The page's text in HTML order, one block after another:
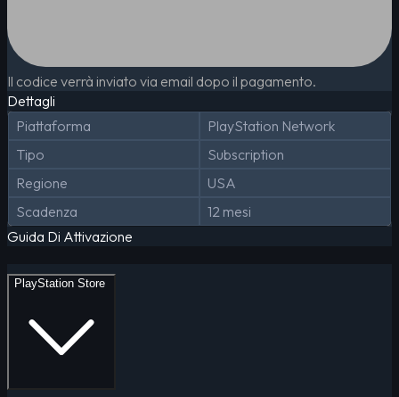
Il codice verrà inviato via email dopo il pagamento.
Dettagli
Piattaforma
PlayStation Network
Tipo
Subscription
Regione
USA
Scadenza
12 mesi
Guida Di Attivazione
PlayStation Store